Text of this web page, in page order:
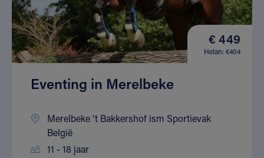
€ 449
Helan: €404
Eventing in Merelbeke
Merelbeke 't Bakkershof ism Sportievak
België
11 - 18 jaar